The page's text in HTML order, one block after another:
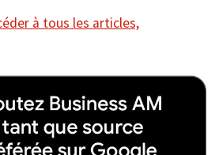
à tous les articles,